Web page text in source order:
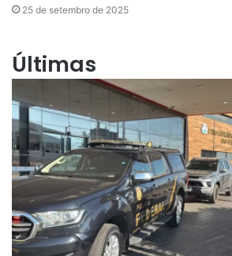
25 de setembro de 2025
Últimas